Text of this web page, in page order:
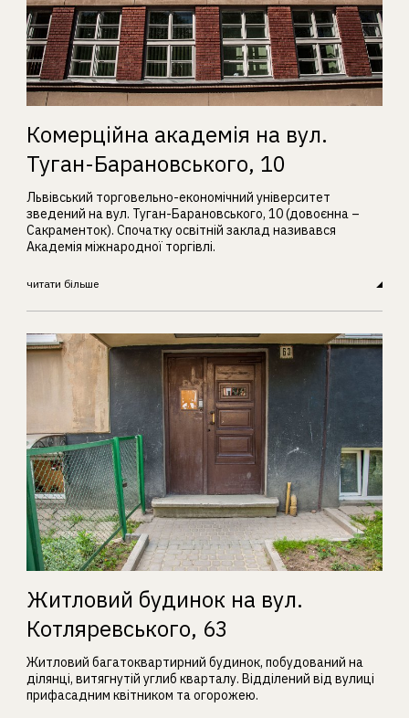
Комерційна академія на вул.
Туган-Барановського, 10
Львівський торговельно-економічний університет
зведений на вул. Туган-Барановського, 10 (довоєнна –
Сакраменток). Спочатку освітній заклад називався
Академія міжнародної торгівлі.
читати більше
Житловий будинок на вул.
Котляревського, 63
Житловий багатоквартирний будинок, побудований на
ділянці, витягнутій углиб кварталу. Відділений від вулиці
прифасадним квітником та огорожею.